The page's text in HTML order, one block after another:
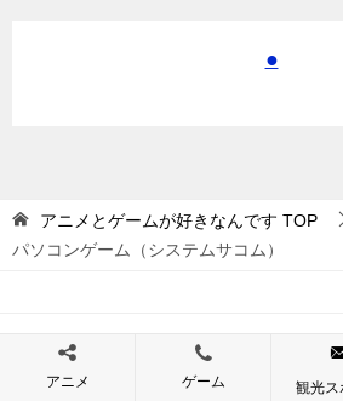
●
アニメとゲームが好きなんです TOP
パソコンゲーム（システムサコム）
© 2017 アニメとゲームが好きなんです
アニメ ゲーム 観光ス